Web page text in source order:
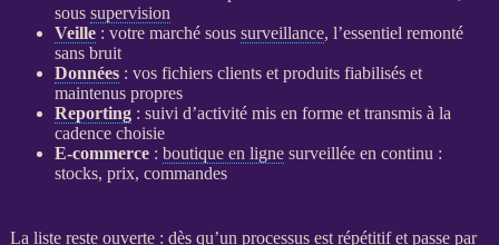
sous supervision
Veille: votre marché sous surveillance, l’essentiel remonté
sans bruit
Données: vos fichiers clients et produits fiabilisés et
maintenus propres
Reporting: suivi d’activité mis en forme et transmis à la
cadence choisie
E-commerce: boutique en lignesurveillée en continu :
stocks, prix, commandes
La liste reste ouverte : dès qu’un processusest répétitif et passe par